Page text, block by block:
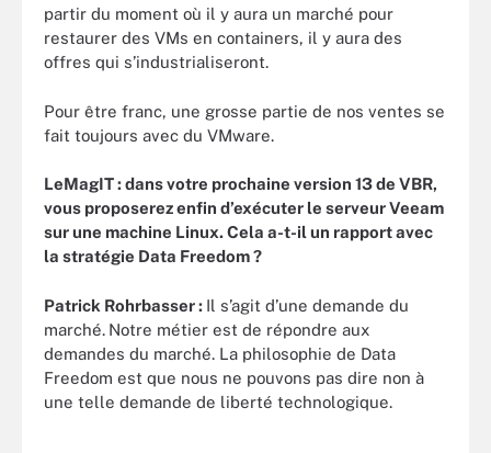
partir du moment où il y aura un marché pour
restaurer des VMs en containers, il y aura des
offres qui s’industrialiseront.
Pour être franc, une grosse partie de nos ventes se
fait toujours avec du VMware.
LeMagIT : dans votre prochaine version 13 de VBR,
vous proposerez enfin d’exécuter le serveur Veeam
sur une machine Linux. Cela a-t-il un rapport avec
la stratégie Data Freedom ?
Patrick Rohrbasser : Il s’agit d’une demande du
marché. Notre métier est de répondre aux
demandes du marché. La philosophie de Data
Freedom est que nous ne pouvons pas dire non à
une telle demande de liberté technologique.